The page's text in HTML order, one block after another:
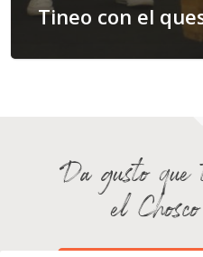
Tineo con el
Da gusto que
el